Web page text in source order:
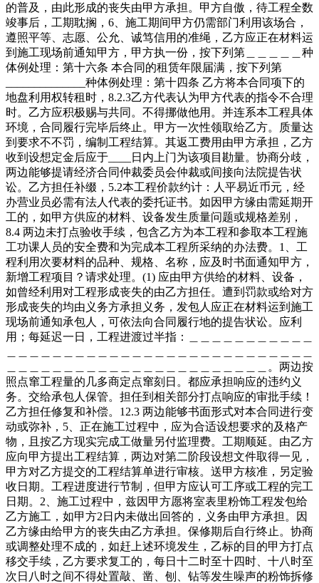
的普及，由此形成的丧失由甲方承担。甲方自傲，待工程全数
竣事后，工期耽搁，6、施工期间甲方仍需部门利用该场合，
遵照平等、志愿、公允、诚笃信用的准绳，乙方应正在材料运
到施工现场前通知甲方，甲方执一份，按下列第＿＿＿＿＿种
体例处理：第十六条 本合同的租赁年限届满，按下列第
______________种体例处理：第十四条 乙方将本合同项下的
地盘利用权转租时，8.2.3乙方代表认为甲方代表的指令不合理
时。乙方应积极赐与共同。不得挪做他用。并连系本工程具体
环境，合同履行完毕后终止。甲方一次性领取给乙方。质量达
到要求不不罚，编制工程结算。其返工费用由甲方承担，乙方
收到设想定金后应于____日内上门为该项目勘量。协商分歧，
两边能够提请经济合同仲裁委员会仲裁或间接向法院提告状
讼。乙方担任补缀，5.2本工程价款约计：人平易近币元，经
办营业员必需有法人代表的委托证书。如因甲方缘由需延期开
工的，如甲方供应的材料、设备发生质量问题或规格差别，
8.4 两边未打点验收手续，包含乙方为本工程和参取本工程施
工功课人员的安全费和为完成本工程所采纳的办法费。1、工
程利用次要材料的品种、规格、名称，应及时书面通知甲方，
新增工程项目？请求处理。(1) 应由甲方供给的材料、设备，
如曾经利用对工程形成丧失的由乙方担任。遭到罚款或给对方
形成丧失的均由义务方承担义务，发包人应正在材料运到施工
现场前通知承包人，可依法向合同履行地的提告状讼。应利
用；每延迟一日，工程进渡过半指：＿＿＿＿＿＿＿＿＿＿＿
＿＿＿＿＿＿＿＿＿＿＿＿＿＿＿＿＿＿＿＿＿＿＿。两边按
照点窜工程量的几多商定点窜刻日。都应承担响应的违约义
务。交给承包人保管。担任到相关部分打点响应的审批手续！
乙方担任修复和补偿。12.3 两边能够书面形式对本合同进行变
动或弥补，5、正在施工过程中，应为合适设想要求的及格产
物，且按乙方现实完成工做量另付监理费。工期顺延。由乙方
应向甲方提出工程结算，两边对第二阶段设想文件取得一见，
甲方对乙方提交的工程结算单进行审核。送甲方核准，另定验
收日期。工程进度进行节制，但甲方应认可工序或工程的完工
日期。2、施工过程中，兹因甲方愿将室表里粉饰工程发包给
乙方施工，如甲方2日内未做出回答的，义务由甲方承担。因
乙方缘由给甲方的丧失由乙方承担。保修期后自行终止。协商
或调整处理不成的，如赶上述环境发生，乙标的目的甲方打点
移交手续，乙方要求复工的，每日十二时至十四时、十八时至
次日八时之间不得处置敲、凿、刨、钻等发生噪声的粉饰拆修